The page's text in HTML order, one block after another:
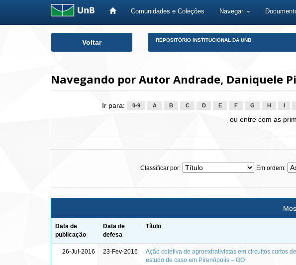
Comunidades e Coleções Navegar
Voltar REPOSITÓRIO INSTITUCIONAL DA UNB
Navegando por Autor Andrade, Daniquele
Ir para: 0-9 A B C D E F G H
ou entre com as
Classificar por: Em ordem:
Data de
publicação
Data de
defesa
Título
26-Jul-2016 23-Fev-2016
Ação coletiva de agroextrativistas em circuitos curtos
estudo de caso em Pirenópolis – GO